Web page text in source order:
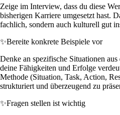
Zeige im Interview, dass du diese
bisherigen Karriere umgesetzt hast.
fachlich, sondern auch kulturell gut
✨Bereite konkrete Beispiele vor
Denke an spezifische Situationen
deine Fähigkeiten und Erfolge
Methode (Situation, Task, Action,
strukturiert und überzeugend zu
✨Fragen stellen ist wichtig